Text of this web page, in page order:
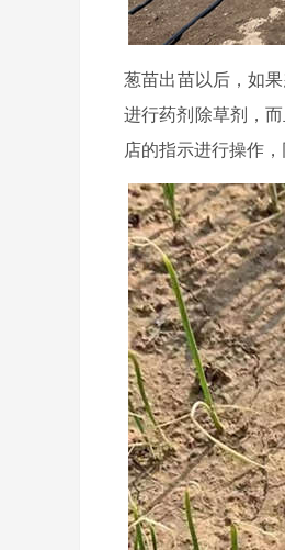
葱苗出苗以后，如
进行药剂除草剂，
店的指示进行操作